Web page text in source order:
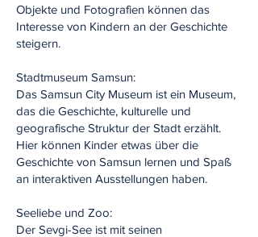
Objekte und Fotografien können das
Interesse von Kindern an der Geschichte
steigern.
Stadtmuseum Samsun:
Das Samsun City Museum ist ein Museum,
das die Geschichte, kulturelle und
geografische Struktur der Stadt erzählt.
Hier können Kinder etwas über die
Geschichte von Samsun lernen und Spaß
an interaktiven Ausstellungen haben.
Seeliebe und Zoo:
Der Sevgi-See ist mit seinen